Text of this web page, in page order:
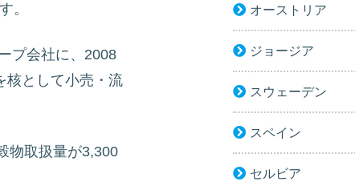
。
プ会社に、2008
核として小売・流
物取扱量が3,300
オーストリア
ジョージア
スウェーデン
スペイン
セルビア